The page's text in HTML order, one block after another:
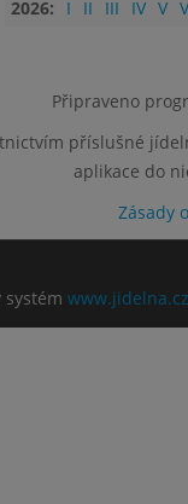
2026:
I II III IV V
Připraveno
příslušné
aplikace do
Zásady
systém www.jidelna.cz